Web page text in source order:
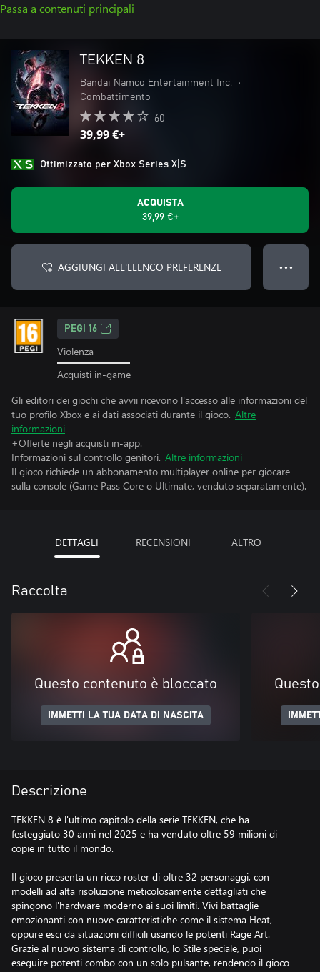
Passa a contenuti principali
TEKKEN 8
Bandai Namco Entertainment Inc.
•
Combattimento
60
39,99 €+
Ottimizzato per Xbox Series X|S
ACQUISTA
39,99 €+
AGGIUNGI ALL'ELENCO PREFERENZE ● ● ●
PEGI 16
Violenza
Acquisti in-game
Gli editori dei giochi che avvii ricevono l'accesso alle informazioni del
tuo profilo Xbox e ai dati associati durante il gioco. Altre
informazioni
+Offerte negli acquisti in-app.
Informazioni sul controllo genitori. Altre informazioni
Il gioco richiede un abbonamento multiplayer online per giocare
sulla console (Game Pass Core o Ultimate, venduto separatamente).
DETTAGLI RECENSIONI ALTRO
Raccolta
Questo contenuto è bloccato
IMMETTI LA TUA DATA DI NASCITA
Descrizione
TEKKEN 8 è l'ultimo capitolo della serie TEKKEN, che ha
festeggiato 30 anni nel 2025 e ha venduto oltre 59 milioni di
copie in tutto il mondo.
Il gioco presenta un ricco roster di oltre 32 personaggi, con
modelli ad alta risoluzione meticolosamente dettagliati che
spingono l'hardware moderno ai suoi limiti. Vivi battaglie
emozionanti con nuove caratteristiche come il sistema Heat,
oppure esci da situazioni difficili usando le potenti Rage Art.
Grazie al nuovo sistema di controllo, lo Stile speciale, puoi
eseguire potenti combo con un solo pulsante, rendendo il gioco